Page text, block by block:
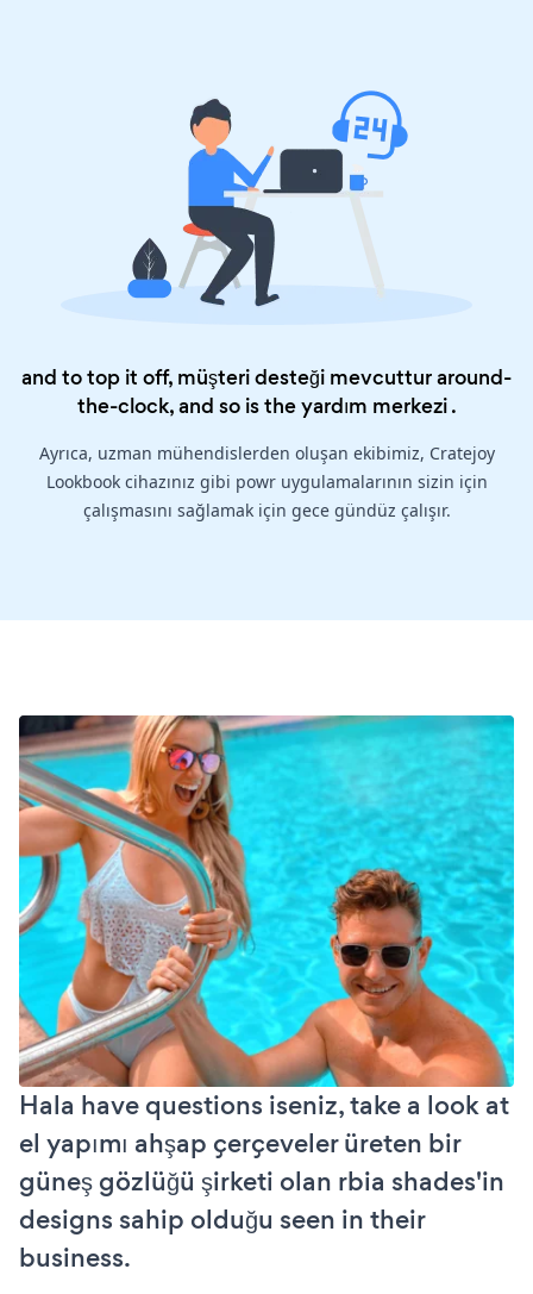
and to top it off, müşteri desteği mevcuttur around-
the-clock, and so is theyardım merkezi.
Ayrıca, uzman mühendislerden oluşan ekibimiz, Cratejoy
Lookbook cihazınız gibi powr uygulamalarının sizin için
çalışmasını sağlamak için gece gündüz çalışır.
Hala have questions iseniz, take a look at
el yapımı ahşap çerçeveler üreten bir
güneş gözlüğü şirketi olan rbia shades'in
designs sahip olduğu seen in their
business.